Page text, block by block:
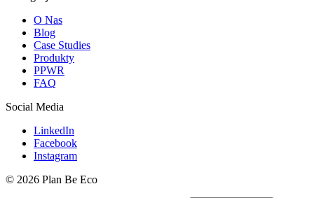
O Nas
Blog
Case Studies
Produkty
PPWR
FAQ
Social Media
LinkedIn
Facebook
Instagram
© 2026 Plan Be Eco